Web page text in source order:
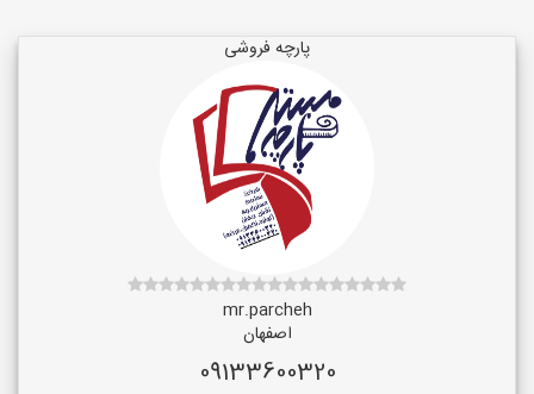
پارچه فروشی
mr.parcheh
اصفهان
09133600320